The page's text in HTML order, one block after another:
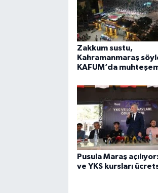
Zakkum sustu,
Kahramanmaraş
KAFUM’da
Pusula Maraş
ve YKS kursları